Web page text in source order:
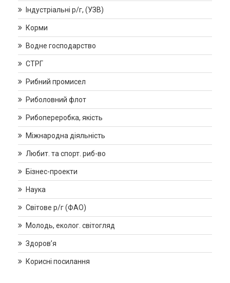
Індустріальні р/г, (УЗВ)
Корми
Водне господарство
СТРГ
Рибний промисел
Риболовний флот
Рибопереробка, якість
Міжнародна діяльність
Любит. та спорт. риб-во
Бізнес-проекти
Наука
Світове р/г (ФАО)
Молодь, еколог. світогляд
Здоров’я
Корисні посилання